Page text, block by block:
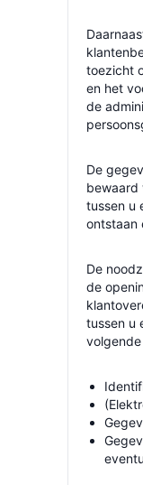
toezicht
en het
de
De
bewaard
tussen u
ontstaan
De
de
tussen u